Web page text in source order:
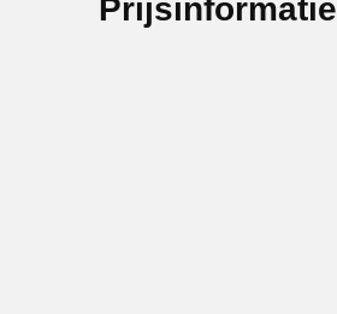
Prijsinformatie